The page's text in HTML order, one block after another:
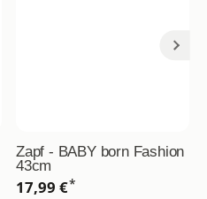
Zapf - BABY born Fashion
43cm
17,99 €*